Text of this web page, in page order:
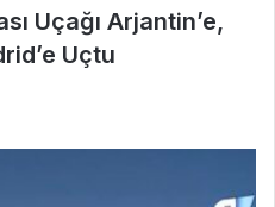
Uçağı Arjantin’e,
Uçtu